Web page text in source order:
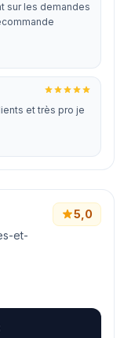
sur les demandes
et très pro je
et-
5,0